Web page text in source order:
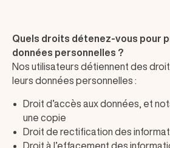
Quels droits détenez-vous pour
données personnelles ?
Nos utilisateurs détiennent des
leurs données personnelles :
Droit d’accès aux données, et
une copie
Droit de rectification des
Droit à l’effacement des